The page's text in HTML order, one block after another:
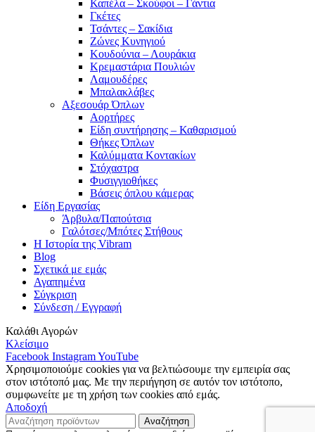
Καπέλα – Σκούφοι – Γάντια
Γκέτες
Τσάντες – Σακίδια
Ζώνες Κυνηγιού
Κουδούνια – Λουράκια
Κρεμαστάρια Πουλιών
Λαμουδέρες
Μπαλακλάβες
Αξεσουάρ Όπλων
Αορτήρες
Είδη συντήρησης – Καθαρισμού
Θήκες Όπλων
Καλύμματα Κοντακίων
Στόχαστρα
Φυσιγγιοθήκες
Βάσεις όπλου κάμερας
Είδη Εργασίας
Άρβυλα/Παπούτσια
Γαλότσες/Μπότες Στήθους
Η Ιστορία της Vibram
Blog
Σχετικά με εμάς
Αγαπημένα
Σύγκριση
Σύνδεση / Εγγραφή
Καλάθι Αγορών
Κλείσιμο
Facebook InstagramYouTube
Χρησιμοποιούμε cookies για να βελτιώσουμε την εμπειρία σας
στον ιστότοπό μας. Με την περιήγηση σε αυτόν τον ιστότοπο,
συμφωνείτε με τη χρήση των cookies από εμάς.
Αποδοχή
Αναζήτηση